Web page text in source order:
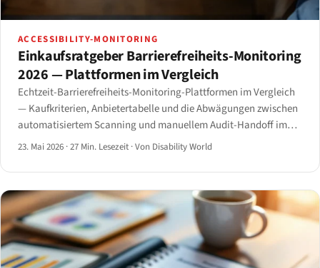
ACCESSIBILITY-MONITORING
Einkaufsratgeber Barrierefreiheits-Monitoring
2026 — Plattformen im Vergleich
Echtzeit-Barrierefreiheits-Monitoring-Plattformen im Vergleich
— Kaufkriterien, Anbietertabelle und die Abwägungen zwischen
automatisiertem Scanning und manuellem Audit-Handoff im
Jahr 2026.
23. Mai 2026 ·27 Min. Lesezeit ·Von Disability World